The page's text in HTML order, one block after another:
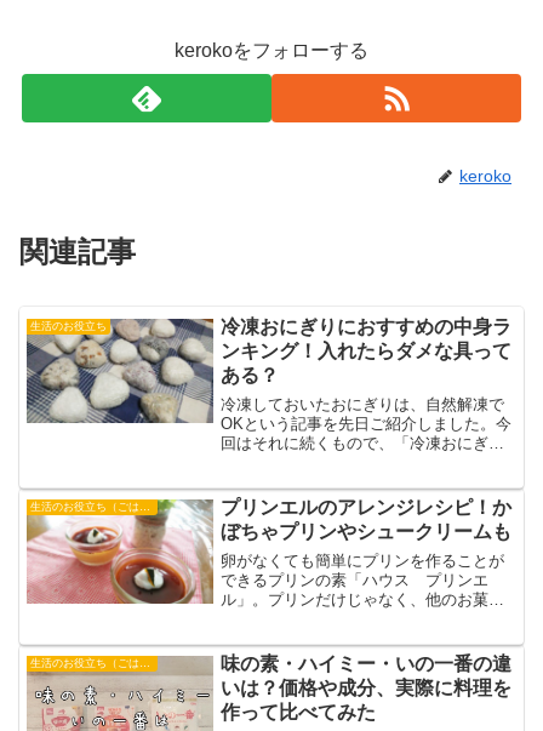
kerokoをフォローする
keroko
関連記事
生活のお役立ち
冷凍おにぎりにおすすめの中身ラ
ンキング！入れたらダメな具って
ある？
冷凍しておいたおにぎりは、自然解凍で
OKという記事を先日ご紹介しました。今
回はそれに続くもので、「冷凍おにぎり
は、下記で紹介しています。冷凍おにぎ
りに適した具ランキング...
生活のお役立ち（ごはん・おやつ）
プリンエルのアレンジレシピ！か
ぼちゃプリンやシュークリームも
卵がなくても簡単にプリンを作ることが
できるプリンの素「ハウス プリンエ
ル」。プリンだけじゃなく、他のお菓子
は、「プリンエル」を使ったアレンジメ
ニューをご紹介します。ハウ...
生活のお役立ち（ごはん・おやつ）
味の素・ハイミー・いの一番の違
いは？価格や成分、実際に料理を
作って比べてみた